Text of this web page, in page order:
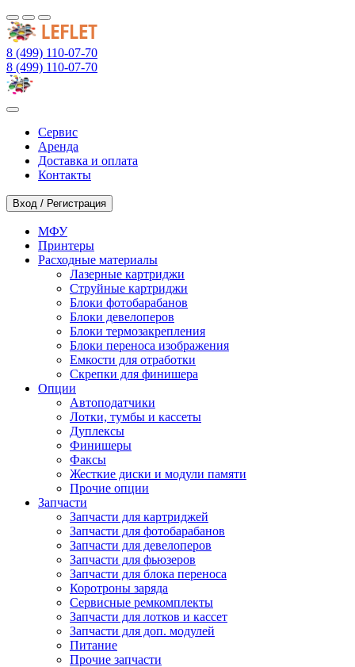
8 (499) 110-07-70
8 (499) 110-07-70
Сервис
Аренда
Доставка и оплата
Контакты
Вход / Регистрация
МФУ
Принтеры
Расходные материалы
Лазерные картриджи
Струйные картриджи
Блоки фотобарабанов
Блоки девелоперов
Блоки термозакрепления
Блоки переноса изображения
Емкости для отработки
Скрепки для финишера
Опции
Автоподатчики
Лотки, тумбы и кассеты
Дуплексы
Финишеры
Факсы
Жесткие диски и модули памяти
Прочие опции
Запчасти
Запчасти для картриджей
Запчасти для фотобарабанов
Запчасти для девелоперов
Запчасти для фьюзеров
Запчасти для блока переноса
Коротроны заряда
Сервисные ремкомплекты
Запчасти для лотков и кассет
Запчасти для доп. модулей
Питание
Прочие запчасти